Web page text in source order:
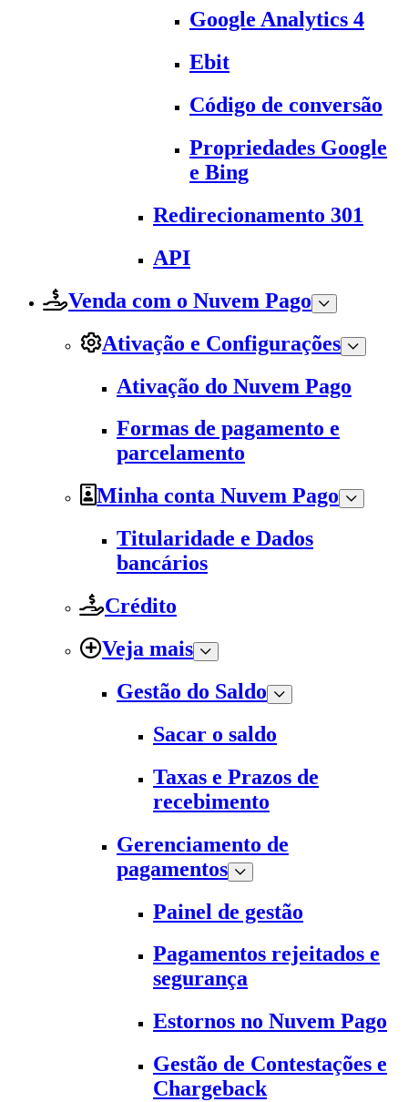
Google Analytics 4
Ebit
Código de conversão
Propriedades Google
e Bing
Redirecionamento 301
API
Venda com o Nuvem Pago
Ativação e Configurações
Ativação do Nuvem Pago
Formas de pagamento e
parcelamento
Minha conta Nuvem Pago
Titularidade e Dados
bancários
Crédito
Veja mais
Gestão do Saldo
Sacar o saldo
Taxas e Prazos de
recebimento
Gerenciamento de
pagamentos
Painel de gestão
Pagamentos rejeitados e
segurança
Estornos no Nuvem Pago
Gestão de Contestações e
Chargeback